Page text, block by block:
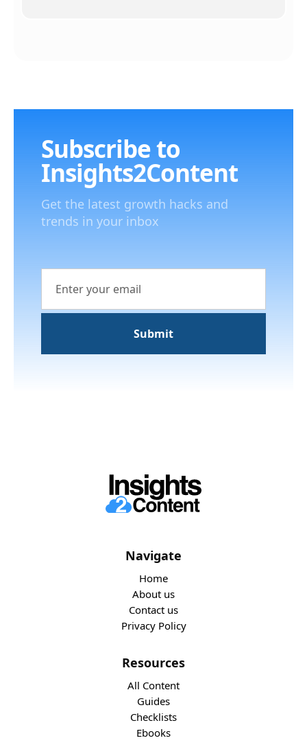
Subscribe to
Insights2Content
Get the latest growth hacks and
trends in your inbox
Navigate
Home
About us
Contact us
Privacy Policy
Resources
All Content
Guides
Checklists
Ebooks